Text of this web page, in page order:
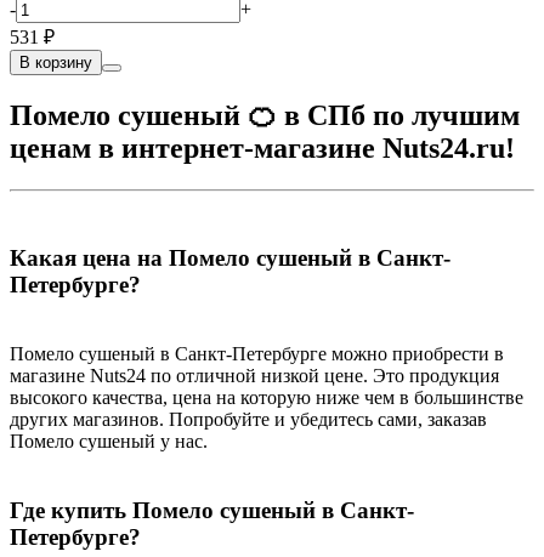
-
+
531 ₽
В корзину
Помело сушеный 🍊 в СПб по лучшим
ценам в интернет-магазине Nuts24.ru!
Какая цена на Помело сушеный в Санкт-
Петербурге?
Помело сушеный в Санкт-Петербурге можно приобрести в
магазине Nuts24 по отличной низкой цене. Это продукция
высокого качества, цена на которую ниже чем в большинстве
других магазинов. Попробуйте и убедитесь сами, заказав
Помело сушеный у нас.
Где купить Помело сушеный в Санкт-
Петербурге?